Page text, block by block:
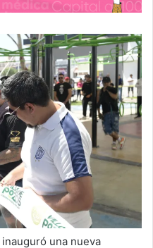
inauguró una nueva